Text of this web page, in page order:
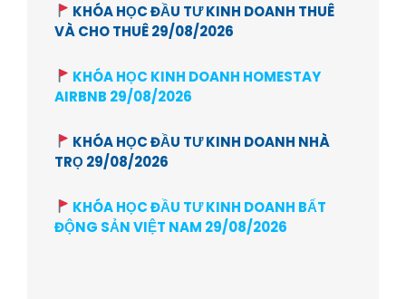
KHÓA HỌC ĐẦU TƯ KINH DOANH THUÊ
VÀ CHO THUÊ 29/08/2026
KHÓA HỌC KINH DOANH HOMESTAY
AIRBNB 29/08/2026
KHÓA HỌC ĐẦU TƯ KINH DOANH NHÀ
TRỌ 29/08/2026
KHÓA HỌC ĐẦU TƯ KINH DOANH BẤT
ĐỘNG SẢN VIỆT NAM 29/08/2026